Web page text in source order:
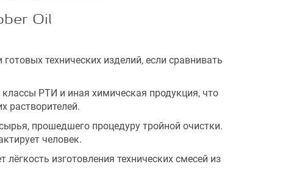
Oil
технических изделий, если сравнивать
РТИ и иная химическая продукция, что
растворителей.
прошедшего процедуру тройной очистки.
человек.
изготовления технических смесей из